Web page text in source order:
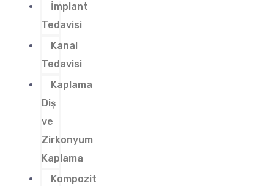
İmplant
Tedavisi
Kanal
Tedavisi
Kaplama
Diş
ve
Zirkonyum
Kaplama
Kompozit